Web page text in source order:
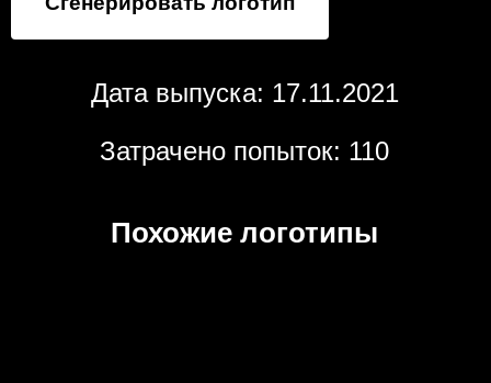
Дата выпуска: 17.11.2021
Затрачено попыток: 110
Похожие логотипы